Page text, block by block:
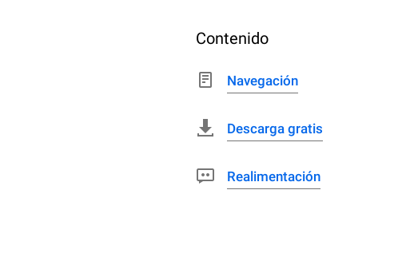
Contenido
Navegación
Descarga gratis
Realimentación